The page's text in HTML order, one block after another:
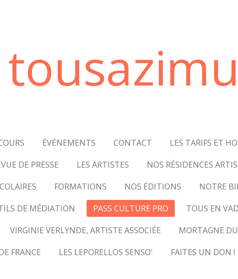
ÉVÉNEMENTS CONTACT LES TARIFS ET
DE PRESSE LES ARTISTES NOS RÉSIDENCES
FORMATIONS NOS ÉDITIONS NOTRE
DE MÉDIATION PASS CULTURE PRO TOUS EN
VIRGINIE VERLYNDE, ARTISTE ASSOCIÉE MORTAGNE
FRANCE
LES LEPORELLOS SENSO' FAITES UN DON !